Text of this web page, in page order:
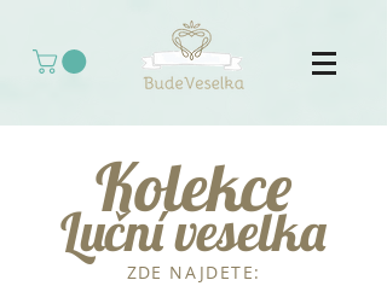
Kolekce
Luční veselka
ZDE NAJDETE: